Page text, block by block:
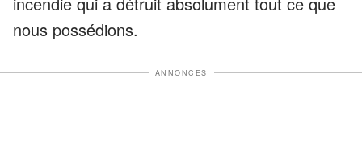
nous possédions.
ANNONCES